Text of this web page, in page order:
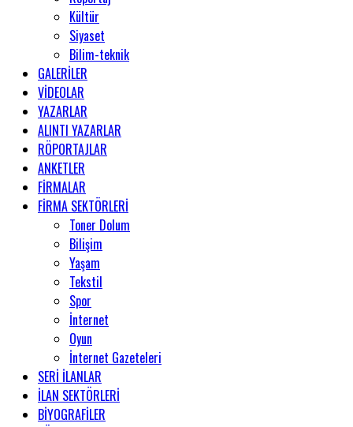
Kültür
Siyaset
Bilim-teknik
GALERİLER
VİDEOLAR
YAZARLAR
ALINTI YAZARLAR
RÖPORTAJLAR
ANKETLER
FİRMALAR
FİRMA SEKTÖRLERİ
Toner Dolum
Bilişim
Yaşam
Tekstil
Spor
İnternet
Oyun
İnternet Gazeteleri
SERİ İLANLAR
İLAN SEKTÖRLERİ
BİYOGRAFİLER